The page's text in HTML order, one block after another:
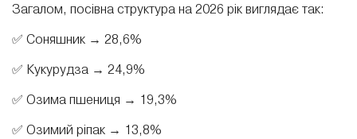
Загалом, посівна структура на 2026 рік виглядає так:
✅ Соняшник → 28,6%
✅ Кукурудза → 24,9%
✅ Озима пшениця → 19,3%
✅ Озимий ріпак → 13,8%